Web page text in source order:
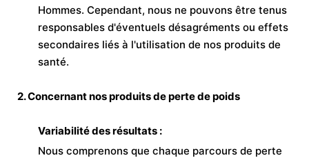
Hommes. Cependant, nous ne pouvons être tenus
responsables d'éventuels désagréments ou effets
secondaires liés à l'utilisation de nos produits de
santé.
2. Concernant nos produits de perte de poids
Variabilité des résultats :
Nous comprenons que chaque parcours de perte